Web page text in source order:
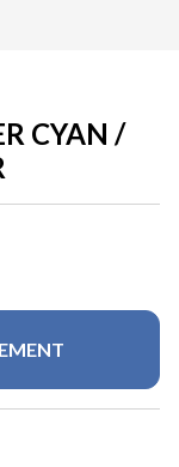
CYAN /